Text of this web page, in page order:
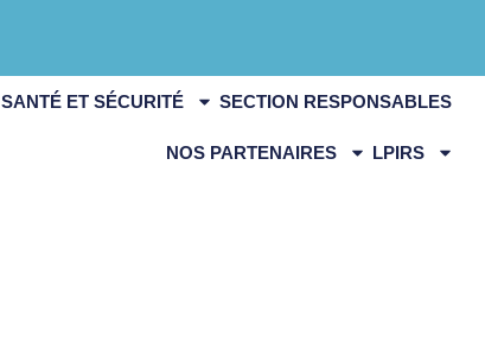
SANTÉ ET SÉCURITÉ SECTION RESPONSABLES
NOS PARTENAIRES LPIRS